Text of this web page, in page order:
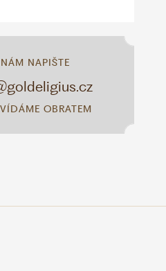
NAPIŠTE
OBRATEM